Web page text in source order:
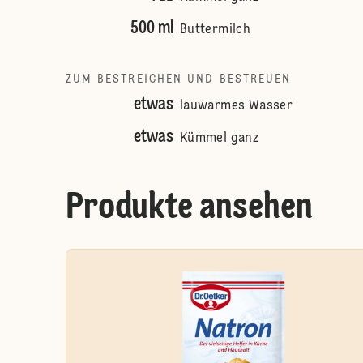
500 ml Buttermilch
ZUM BESTREICHEN UND BESTREUEN
etwas lauwarmes Wasser
etwas Kümmel ganz
Produkte ansehen